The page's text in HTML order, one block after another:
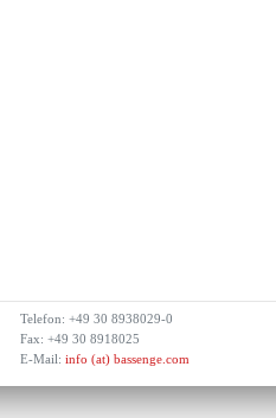
Telefon: +49 30 8938029-0
Fax: +49 30 8918025
E-Mail: info (at) bassenge.com